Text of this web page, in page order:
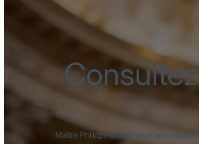
Maître Philippe Gonet vous